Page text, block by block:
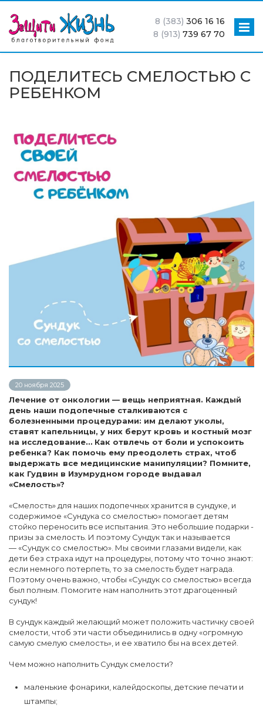
8 (383) 306 16 16
8 (913) 739 67 70
ПОДЕЛИТЕСЬ СМЕЛОСТЬЮ С
РЕБЕНКОМ
20 ноября 2025
Лечение от онкологии — вещь неприятная. Каждый
день наши подопечные сталкиваются с
болезненными процедурами: им делают уколы,
ставят капельницы, у них берут кровь и костный мозг
на исследование… Как отвлечь от боли и успокоить
ребенка? Как помочь ему преодолеть страх, чтоб
выдержать все медицинские манипуляции? Помните,
как Гудвин в Изумрудном городе выдавал
«Смелость»?
«Смелость» для наших подопечных хранится в сундуке, и
содержимое «Сундука со смелостью» помогает детям
стойко переносить все испытания. Это небольшие подарки -
призы за смелость. И поэтому Сундук так и называется
— «Сундук со смелостью». Мы своими глазами видели, как
дети без страха идут на процедуры, потому что точно знают:
если немного потерпеть, то за смелость будет награда.
Поэтому очень важно, чтобы «Сундук со смелостью» всегда
был полным. Помогите нам наполнить этот драгоценный
сундук!
В сундук каждый желающий может положить частичку своей
смелости, чтоб эти части объединились в одну «огромную
самую смелую смелость», и ее хватило бы на всех детей.
Чем можно наполнить Сундук смелости?
маленькие фонарики, калейдоскопы, детские печати и
штампы;